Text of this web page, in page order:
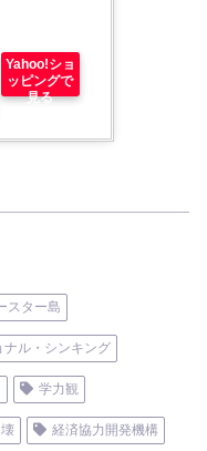
Yahoo!ショ
ッピングで
見る
スター島
ナル・シンキング
学力観
経済協力開発機構